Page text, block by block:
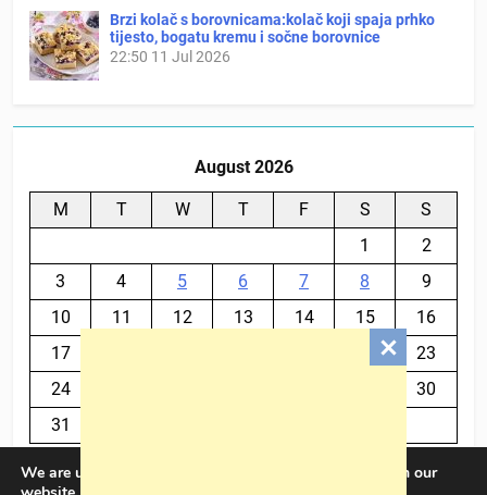
Brzi kolač s borovnicama:kolač koji spaja prhko
tijesto, bogatu kremu i sočne borovnice
22:50 11 Jul 2026
August 2026
M T W T F S
S
1
2
3
4 5 6 7 8
9
10
11 12 13 14 15
16
17
23
24
30
31
We are using cookies to give you the best experience on our